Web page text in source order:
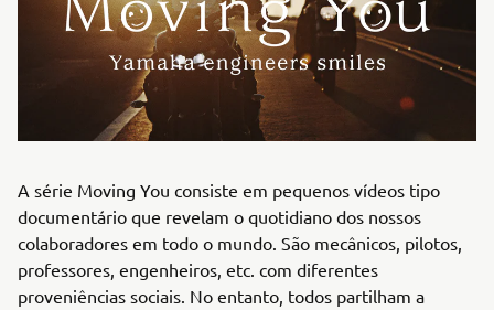
A série Moving You consiste em pequenos vídeos tipo
documentário que revelam o quotidiano dos nossos
colaboradores em todo o mundo. São mecânicos, pilotos,
professores, engenheiros, etc. com diferentes
proveniências sociais. No entanto, todos partilham a